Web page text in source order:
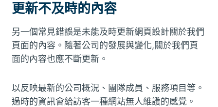
更新不及時的內容
另一個常見錯誤是未能及時更新網頁設計關於我們
頁面的內容。隨著公司的發展與變化,關於我們頁
面的內容也應不斷更新。
以反映最新的公司概況、團隊成員、服務項目等。
過時的資訊會給訪客一種網站無人維護的感覺。